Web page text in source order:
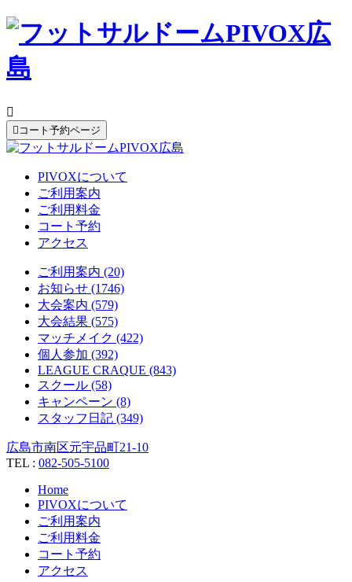

 コート予約ページ
PIVOXについて
ご利用案内
ご利用料金
コート予約
アクセス
ご利用案内 (20)
お知らせ (1746)
大会案内 (579)
大会結果 (575)
マッチメイク (422)
個人参加 (392)
LEAGUE CRAQUE (843)
スクール (58)
キャンペーン (8)
スタッフ日記 (349)
広島市南区元宇品町21-10
TEL : 082-505-5100
Home
PIVOXについて
ご利用案内
ご利用料金
コート予約
アクセス